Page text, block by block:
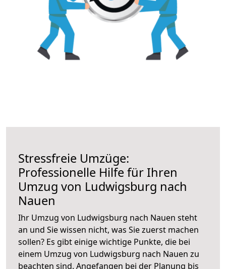
Stressfreie Umzüge:
Professionelle Hilfe für Ihren
Umzug von Ludwigsburg nach
Nauen
Ihr Umzug von Ludwigsburg nach Nauen steht
an und Sie wissen nicht, was Sie zuerst machen
sollen? Es gibt einige wichtige Punkte, die bei
einem Umzug von Ludwigsburg nach Nauen zu
beachten sind. Angefangen bei der Planung bis